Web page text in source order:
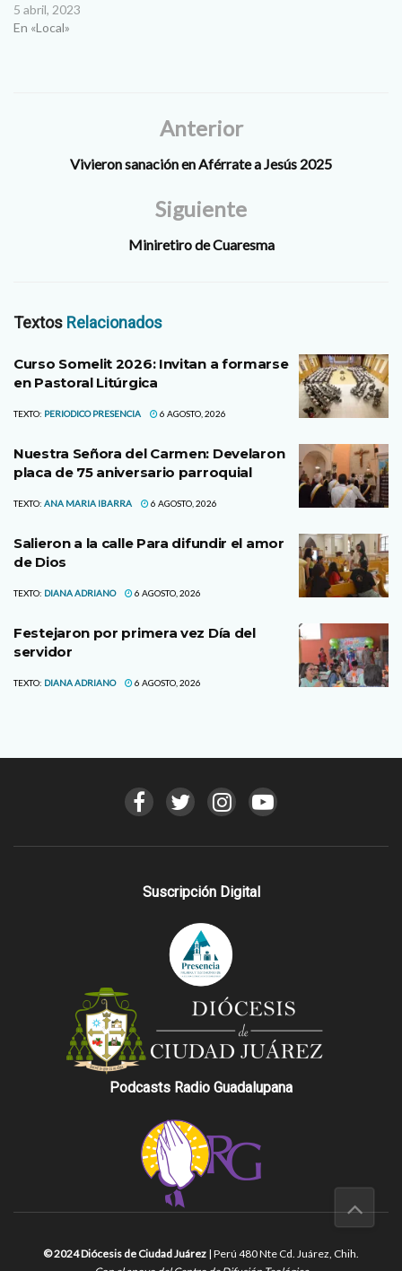
5 abril, 2023
En «Local»
Anterior
Vivieron sanación en Aférrate a Jesús 2025
Siguiente
Miniretiro de Cuaresma
Textos Relacionados
Curso Somelit 2026: Invitan a formarse
en Pastoral Litúrgica
TEXTO: PERIODICO PRESENCIA 6 AGOSTO, 2026
Nuestra Señora del Carmen: Develaron
placa de 75 aniversario parroquial
TEXTO: ANA MARIA IBARRA 6 AGOSTO, 2026
Salieron a la calle Para difundir el amor
de Dios
TEXTO: DIANA ADRIANO 6 AGOSTO, 2026
Festejaron por primera vez Día del
servidor
TEXTO: DIANA ADRIANO 6 AGOSTO, 2026
Suscripción Digital
Podcasts Radio Guadalupana
© 2024 Diócesis de Ciudad Juárez | Perú 480 Nte Cd. Juárez, Chih.